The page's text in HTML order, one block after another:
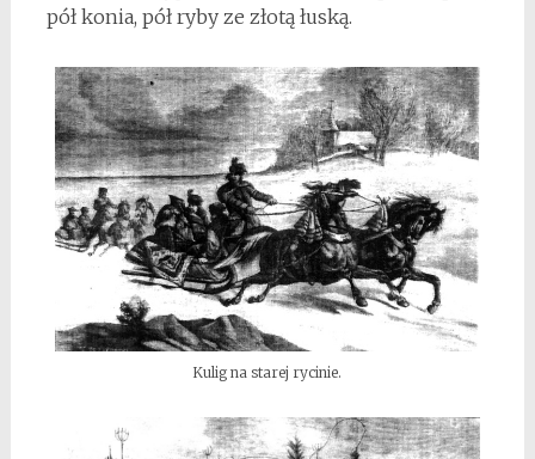
pół konia, pół ryby ze złotą łuską.
Kulig na starej rycinie.